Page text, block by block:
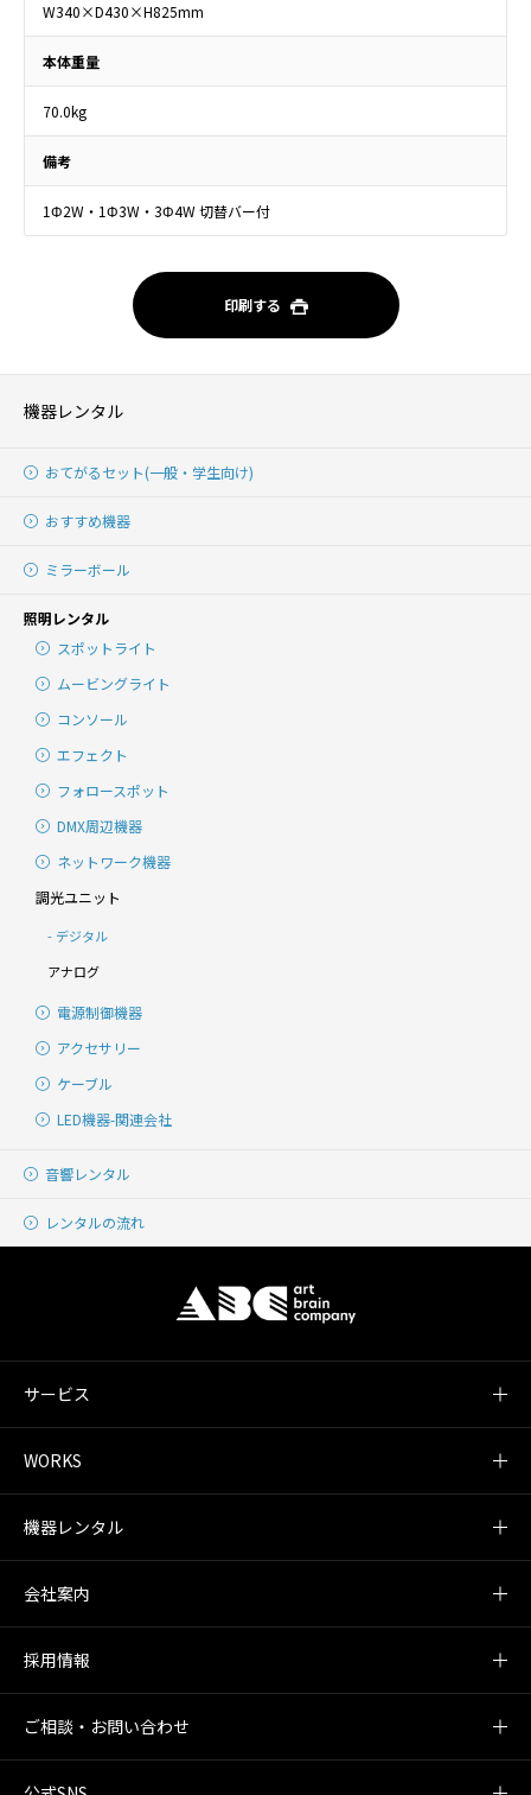
W340×D430×H825mm
本体重量
70.0kg
備考
1Φ2W・1Φ3W・3Φ4W 切替バー付
印刷する
機器レンタル
おてがるセット(一般・学生向け)
おすすめ機器
ミラーボール
照明レンタル
スポットライト
ムービングライト
コンソール
エフェクト
フォロースポット
DMX周辺機器
ネットワーク機器
調光ユニット
デジタル
アナログ
電源制御機器
アクセサリー
ケーブル
LED機器-関連会社
音響レンタル
レンタルの流れ
サービス
WORKS
機器レンタル
会社案内
採用情報
ご相談・お問い合わせ